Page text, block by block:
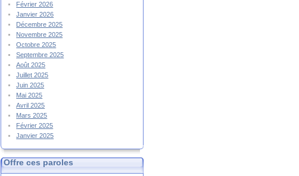
Février 2026
Janvier 2026
Décembre 2025
Novembre 2025
Octobre 2025
Septembre 2025
Août 2025
Juillet 2025
Juin 2025
Mai 2025
Avril 2025
Mars 2025
Février 2025
Janvier 2025
Offre ces paroles